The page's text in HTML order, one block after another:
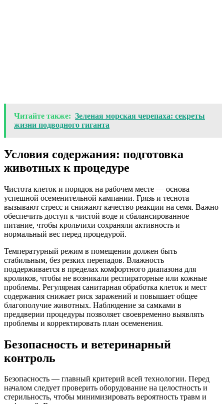
Читайте также: Зеленая морская черепаха: секреты
жизни подводного гиганта
Условия содержания: подготовка
животных к процедуре
Чистота клеток и порядок на рабочем месте — основа
успешной осеменительной кампании. Грязь и теснота
вызывают стресс и снижают качество реакции на семя. Важно
обеспечить доступ к чистой воде и сбалансированное
питание, чтобы крольчихи сохраняли активность и
нормальный вес перед процедурой.
Температурный режим в помещении должен быть
стабильным, без резких перепадов. Влажность
поддерживается в пределах комфортного диапазона для
кроликов, чтобы не возникали респираторные или кожные
проблемы. Регулярная санитарная обработка клеток и мест
содержания снижает риск заражений и повышает общее
благополучие животных. Наблюдение за самками в
преддверии процедуры позволяет своевременно выявлять
проблемы и корректировать план осеменения.
Безопасность и ветеринарный
контроль
Безопасность — главный критерий всей технологии. Перед
началом следует проверить оборудование на целостность и
стерильность, чтобы минимизировать вероятность травм и